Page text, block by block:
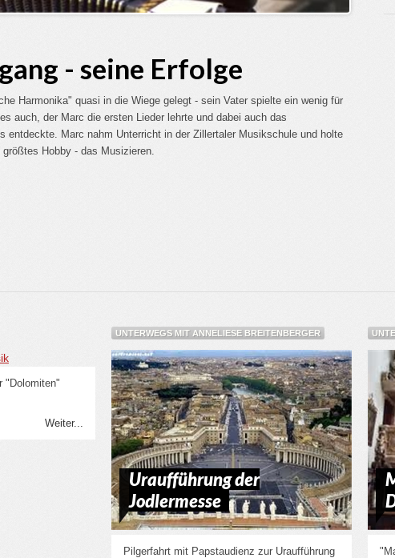
- seine Erfolge
Harmonika" quasi in die Wiege gelegt - sein Vater spielte ein wenig für
auch, der Marc die ersten Lieder lehrte und dabei auch das
entdeckte. Marc nahm Unterricht in der Zillertaler Musikschule und holte
Hobby - das Musizieren.
"Dolomiten"
Weiter...
UNTERWEGS MIT ANNELIESE BREITENBERGER
Uraufführung der
Jodlermesse
Pilgerfahrt mit Papstaudienz zur Uraufführung